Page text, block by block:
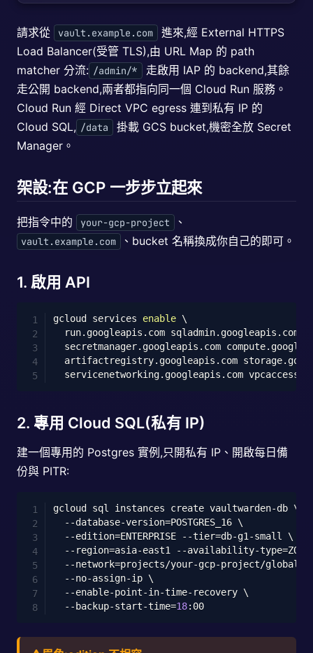
請求從 vault.example.com
進來,經 External HTTPS
Load Balancer(受管 TLS),由 URL Map 的 path
matcher 分流: /admin/*
走啟用 IAP 的 backend,其餘
走公開 backend,兩者都指向同一個 Cloud Run 服務。
Cloud Run 經 Direct VPC egress 連到私有 IP 的
Cloud SQL, /data
掛載 GCS bucket,機密全放 Secret
Manager。
架設:在 GCP 一步步立起來
把指令中的 your-gcp-project 、
vault.example.com 、bucket 名稱換成你自己的即可。
1. 啟用 API
gcloud services enable \
run.googleapis.com sqladmin.googleapis.com
secretmanager.googleapis.com
artifactregistry.googleapis.com
2. 專用 Cloud SQL(私有 IP)
建一個專用的 Postgres 實例,只開私有 IP、開啟每日備
份與 PITR:
gcloud sql instances create vaultwarden-db \
  --database-version
=POSTGRES_16 \
--edition=ENTERPRISE --tier=db-g1-small \
--region=asia-east1 --availability-type=
--network=projects/your-gcp-project/global/
  --no-assign-ip
\
  --enable-point-in-time-recovery
\
  --backup-start-time
=18 :00
Copy